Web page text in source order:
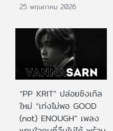
25 พฤษภาคม 2026
“PP KRIT” ปล่อยซิงเกิล
ใหม่ “เก่งไม่พอ GOOD
(not) ENOUGH” เพลง